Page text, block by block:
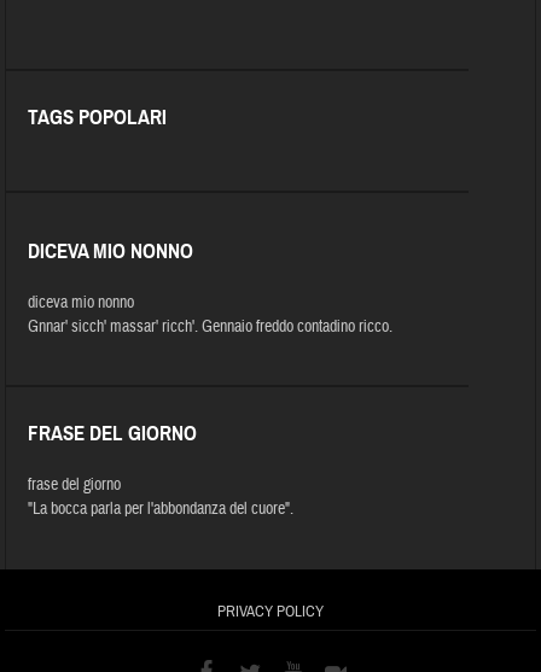
TAGS POPOLARI
DICEVA MIO NONNO
diceva mio nonno
Gnnar' sicch' massar' ricch'. Gennaio freddo contadino ricco.
FRASE DEL GIORNO
frase del giorno
"La bocca parla per l'abbondanza del cuore".
PRIVACY POLICY